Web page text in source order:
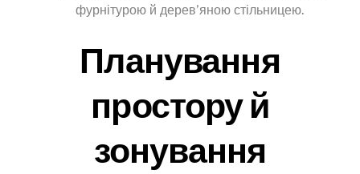
фурнітурою й дерев’яною стільницею.
Планування
простору й
зонування